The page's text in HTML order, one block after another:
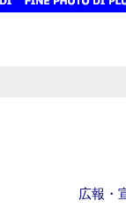
広報・